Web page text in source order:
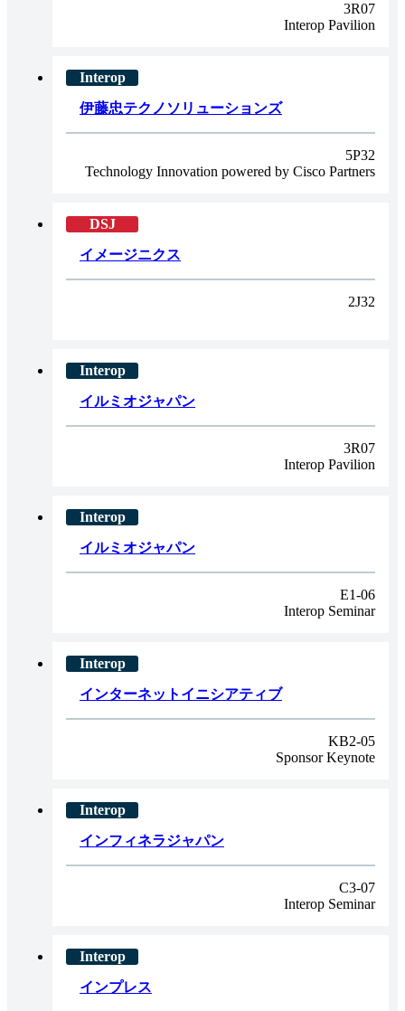
3R07
Interop Pavilion
伊藤忠テクノソリューションズ
5P32
Technology Innovation powered by Cisco Partners
イメージニクス
2J32
イルミオジャパン
3R07
Interop Pavilion
イルミオジャパン
E1-06
Interop Seminar
インターネットイニシアティブ
KB2-05
Sponsor Keynote
インフィネラジャパン
C3-07
Interop Seminar
インプレス